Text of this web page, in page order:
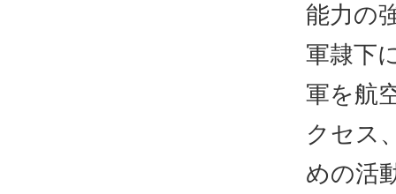
能力の
軍隷下
軍を航
クセス
めの活